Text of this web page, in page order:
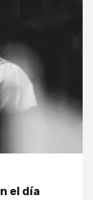
el día